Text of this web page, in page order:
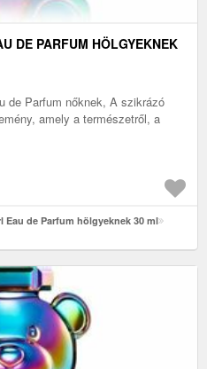
DE PARFUM HÖLGYEKNEK
de Parfum nőknek, A szikrázó
amely a természetről, a
Eau de Parfum hölgyeknek 30 ml